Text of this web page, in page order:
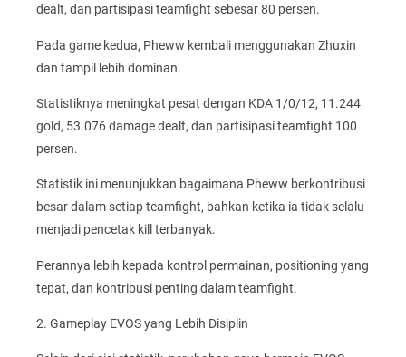
dealt, dan partisipasi teamfight sebesar 80 persen.
Pada game kedua, Pheww kembali menggunakan Zhuxin
dan tampil lebih dominan.
Statistiknya meningkat pesat dengan KDA 1/0/12, 11.244
gold, 53.076 damage dealt, dan partisipasi teamfight 100
persen.
Statistik ini menunjukkan bagaimana Pheww berkontribusi
besar dalam setiap teamfight, bahkan ketika ia tidak selalu
menjadi pencetak kill terbanyak.
Perannya lebih kepada kontrol permainan, positioning yang
tepat, dan kontribusi penting dalam teamfight.
2. Gameplay EVOS yang Lebih Disiplin